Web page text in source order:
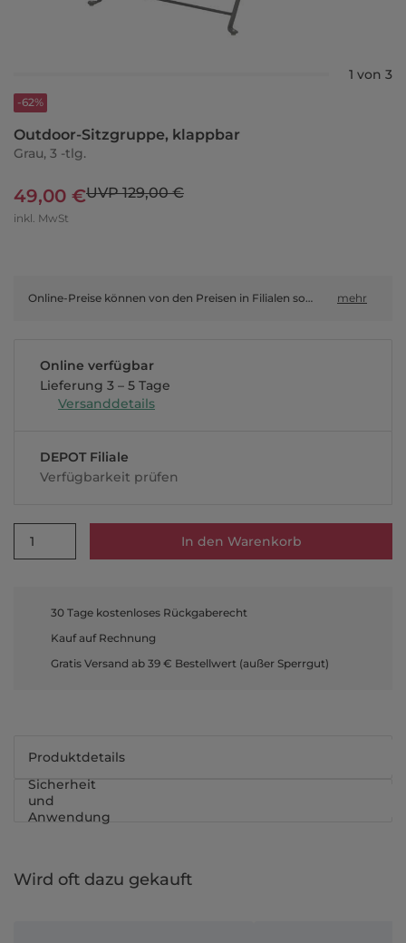
1 von 3
-62%
Outdoor-Sitzgruppe, klappbar
Grau, 3 -tlg.
49,00 €UVP 129,00 €
inkl. MwSt
Online-Preise können von den Preisen in Filialen sowie Shop-in-Shop-Flächen abweichen. mehr
Online verfügbar
Lieferung 3 – 5 Tage
Versanddetails
DEPOT Filiale
Verfügbarkeit prüfen
1 In den Warenkorb
30 Tage kostenloses Rückgaberecht
Kauf auf Rechnung
Gratis Versand ab 39 € Bestellwert (außer Sperrgut)
Produktdetails
Sicherheit
und
Anwendung
Wird oft dazu gekauft